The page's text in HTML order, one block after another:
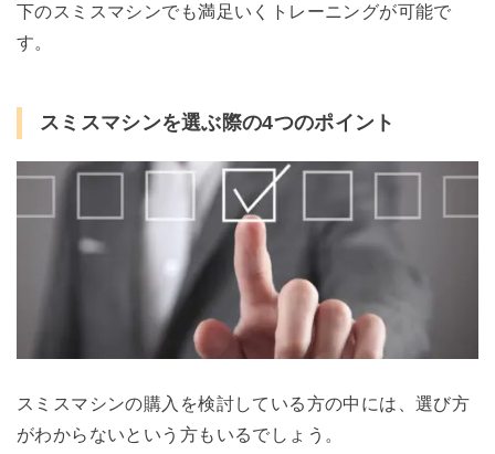
下のスミスマシンでも満足いくトレーニングが可能で
す。
スミスマシンを選ぶ際の4つのポイント
スミスマシンの購入を検討している方の中には、選び方
がわからないという方もいるでしょう。